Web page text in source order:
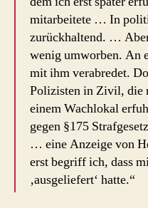
mitarbeitete … In
zurückhaltend. …
wenig umworben. An
mit ihm verabredet.
Polizisten in Zivil, die
einem Wachlokal
gegen §175
… eine Anzeige von
erst begriff ich, dass
‚ausgeliefert‘ hatte.“